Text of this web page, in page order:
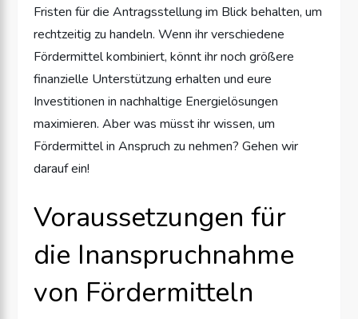
Fristen für die Antragsstellung im Blick behalten, um
rechtzeitig zu handeln. Wenn ihr verschiedene
Fördermittel kombiniert, könnt ihr noch größere
finanzielle Unterstützung erhalten und eure
Investitionen in nachhaltige Energielösungen
maximieren. Aber was müsst ihr wissen, um
Fördermittel in Anspruch zu nehmen? Gehen wir
darauf ein!
Voraussetzungen für
die Inanspruchnahme
von Fördermitteln